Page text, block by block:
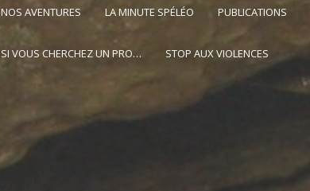
NOS AVENTURES LA MINUTE SPÉLÉO PUBLICATIONS
SI VOUS CHERCHEZ UN PRO… STOP AUX VIOLENCES